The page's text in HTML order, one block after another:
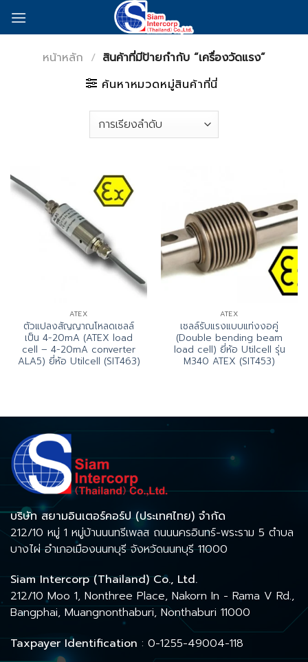
หน้าหลัก / สินค้าที่มีป้ายกำกับ “เครื่องวัดแรง”
ค้นหาหมวดหมู่สินค้าที่นี่
ATEX
ตัวแปลงสัญญาณโหลดเซลล์
เป็น 4-20mA (ATEX load
cell – 4-20mA converter
ALA5) ยี่ห้อ Utilcell (SIT463)
ATEX
เซลล์รับแรงแบบแท่งงอคู่
(Double bending beam
load cell) ยี่ห้อ Utilcell รุ่น
M340 ATEX (SIT453)
บริษัท สยามอินเตอร์คอร์ป (ประเทศไทย) จำกัด
212/10 หมู่ 1 หมู่บ้านนนทรีเพลส ถนนนครอินทร์-พระราม 5 ตำบล
บางไผ่ อำเภอเมืองนนทบุรี จังหวัดนนทบุรี 11000
Siam Intercorp (Thailand) Co., Ltd.
212/10 Moo 1, Nonthree Place, Nakorn In - Rama V Rd.,
Bangphai, Muangnonthaburi, Nonthaburi 11000
Taxpayer Identification : 0-1255-49004-118